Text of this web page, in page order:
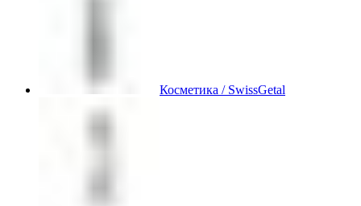
Косметика / SwissGetal